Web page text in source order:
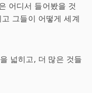
어디서 들어봤을 것
그들이 어떻게 세계
넓히고, 더 많은 것들